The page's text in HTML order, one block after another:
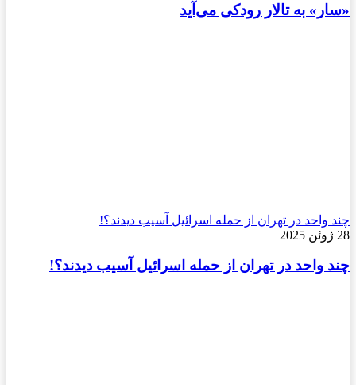
«سار» به تالار رودکی می‌آید
چند واحد در تهران از حمله اسرائیل آسیب دیدند؟!
28 ژوئن 2025
چند واحد در تهران از حمله اسرائیل آسیب دیدند؟!